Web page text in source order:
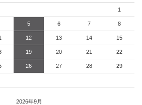
1
5 6 7 8
12 13 14 15
19 20 21 22
26 27 28 29
2026年9月